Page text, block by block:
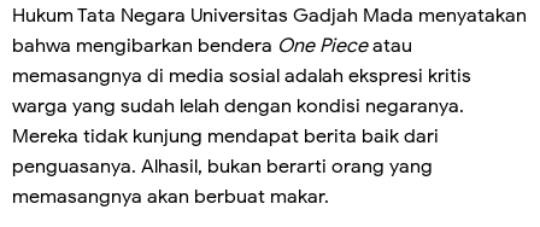
Hukum Tata Negara Universitas Gadjah Mada menyatakan
bahwa mengibarkan bendera One Pieceatau
memasangnya di media sosial adalah ekspresi kritis
warga yang sudah lelah dengan kondisi negaranya.
Mereka tidak kunjung mendapat berita baik dari
penguasanya. Alhasil, bukan berarti orang yang
memasangnya akan berbuat makar.